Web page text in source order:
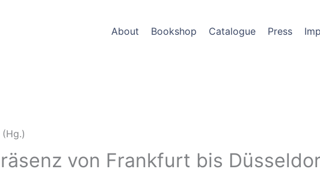
About Bookshop Catalogue Press
von Frankfurt bis